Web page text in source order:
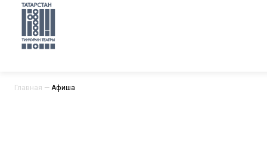
Главная — Афиша